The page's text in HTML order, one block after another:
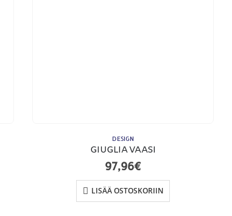
DESIGN
GIUGLIA VAASI
97,96€
LISÄÄ OSTOSKORIIN